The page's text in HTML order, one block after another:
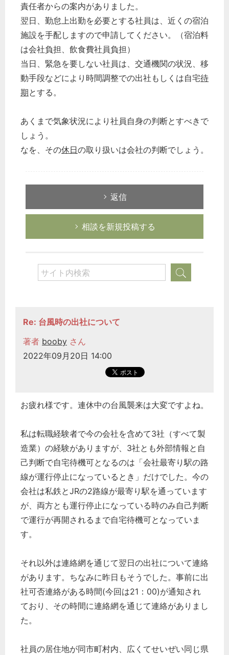
責任者からの案内がありました。
翌日、勤怠上出勤を必要とする社員は、近くの宿泊
施設を手配しますので申請してください。（宿泊料
は会社負担、飲食費社員負担）
当日、緊急を要しない社員は、交通機関の状況、移
動手段などにより時間調整での出社もしくは自宅待
期とする。
あくまで気象状況により社員自身の判断とすべきで
しょう。
なを、その休日の取り扱いは会社の判断でしょう。
返信
相談を新規投稿する
Re: 台風時の出社について
著者 booby さん
2022年09月20日 14:00
お疲れ様です。連休中の台風襲来は大変ですよね。
私は転職経験者で今の会社を含めて3社（すべて製
造業）の経験がありますが、3社とも外部情報と自
己判断で自宅待機可となるのは「会社最寄り駅の路
線が運行停止になっているとき」だけでした。今の
会社は私鉄とJRの2路線が最寄り駅を通っています
が、両方とも運行停止になっている時のみ自己判断
で運行が再開されるまで自宅待機可となっていま
す。
それ以外は連絡網を通じて翌日の出社について連絡
があります。ちなみに昨日もそうでした。事前に出
社可否連絡がある時間(今回は21：00)が通知され
ており、その時間に連絡網を通じて連絡がありまし
た。
社員の居住地が同市町村内、広くてせいぜい同じ県
どのカテゴリーに投稿しますか？
労務管理
総務の給湯室
秘書のノウハウ
次へ